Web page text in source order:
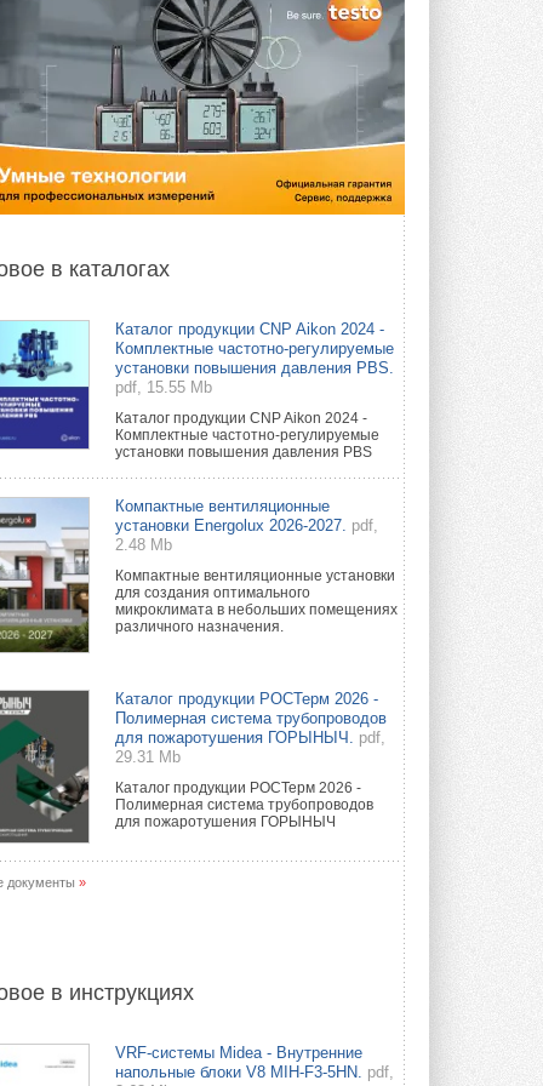
в каталогах
Каталог продукции CNP Aikon 2024 -
Комплектные частотно-регулируемые
установки повышения давления PBS.
pdf, 15.55 Mb
Каталог продукции CNP Aikon 2024 -
Комплектные частотно-регулируемые
установки повышения давления PBS
Компактные вентиляционные
установки Energolux 2026-2027. pdf,
2.48 Mb
Компактные вентиляционные установки
для создания оптимального
микроклимата в небольших помещениях
различного назначения.
Каталог продукции РОСТерм 2026 -
Полимерная система трубопроводов
для пожаротушения ГОРЫНЫЧ.
pdf,
29.31 Mb
Каталог продукции РОСТерм 2026 -
Полимерная система трубопроводов
для пожаротушения ГОРЫНЫЧ
документы »
в инструкциях
VRF-системы Midea - Внутренние
напольные блоки V8 MIH-F3-5HN. pdf,